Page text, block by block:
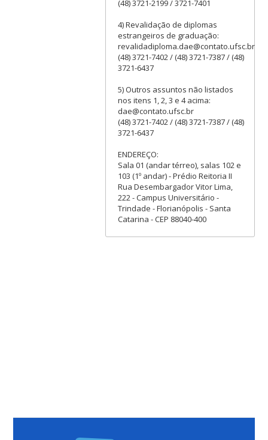
(48) 3721-2199 / 3721-7401
4) Revalidação de diplomas
estrangeiros de graduação:
revalidadiploma.dae@contato.ufsc.br
(48) 3721-7402 / (48) 3721-7387 / (48)
3721-6437
5) Outros assuntos não listados
nos itens 1, 2, 3 e 4 acima:
dae@contato.ufsc.br
(48) 3721-7402 / (48) 3721-7387 / (48)
3721-6437
ENDEREÇO:
Sala 01 (andar térreo), salas 102 e
103 (1º andar) - Prédio Reitoria II
Rua Desembargador Vitor Lima,
222 - Campus Universitário -
Trindade - Florianópolis - Santa
Catarina - CEP 88040-400